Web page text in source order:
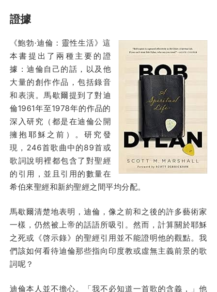
證據
《鮑勃·迪倫：靈性生活》這
本書提出了兩種主要的證
據：迪倫自己的話，以及他
大量的創作作品，包括錄音
和表演。馬歇爾提到了對迪
倫1961年至1978年的作品的
深入研究（都是在迪倫公開
擁抱耶穌之前）。研究發
現，246首歌曲中的89首或
歌詞說明裡都包含了對聖經
的引用，並且引用的數量在
希伯來聖經和新約聖經之間平均分配。
馬歇爾清楚地表明，迪倫，像之前和之後的許多藝術家
一樣，仍然被上帝的話語所吸引。然而，計算關於耶穌
之死或《啓示錄》的聖經引用並不能證明他的觀點。我
們該如何看待迪倫那些指向印度教或虛無主義前景的歌
詞呢？
迪倫本人並不擔心。「我不必知道一首歌的含義，」他